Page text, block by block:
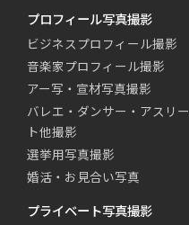
プロフィール写真撮影
ビジネスプロフィール撮影
音楽家プロフィール撮影
アー写・宣材写真撮影
バレエ・ダンサー・アスリー
ト他撮影
選挙用写真撮影
婚活・お見合い写真
プライベート写真撮影